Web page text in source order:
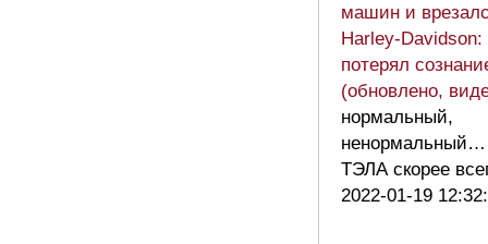
машин и
Harley-Davidson:
потерял
(обновлено,
нормальный,
ненормальный…
ТЭЛА скорее
2022-01-19